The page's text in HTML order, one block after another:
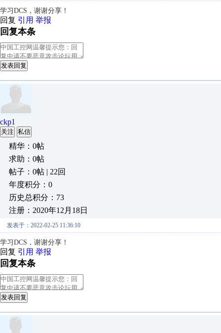
学习DCS，谢谢分享！
回复 引用 举报
回复本条
发表回复
ckp1
关注 私信
精华：0帖
求助：0帖
帖子：0帖 | 22回
年度积分：0
历史总积分：73
注册：2020年12月18日
发表于：2022-02-25 11:36:10
学习DCS，谢谢分享！
回复 引用 举报
回复本条
发表回复